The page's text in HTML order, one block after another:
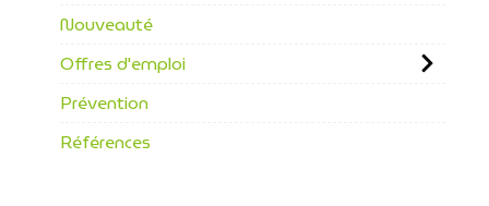
Nouveauté
Offres d'emploi
Prévention
Références